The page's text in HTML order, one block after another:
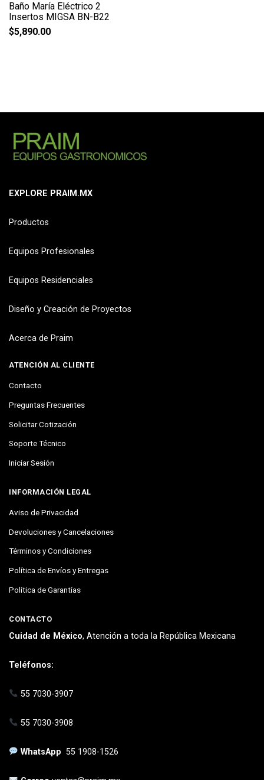
Baño María Eléctrico 2
Insertos MIGSA BN-B22
$5,890.00
EXPLORE PRAIM.MX
Productos
Equipos Profesionales
Equipos Residenciales
Diseño y Creación de Proyectos
Acerca de Praim
ATENCIÓN AL CLIENTE
Contacto
Preguntas Frecuentes
Solicitar Cotización
Soporte Técnico
Iniciar Sesión
INFORMACIÓN LEGAL
Aviso de Privacidad
Devoluciones y Cancelaciones
Términos y Condiciones
Política de Envíos y Entregas
Política de Garantías
CONTACTO
Cuidad de México, Atención a toda la República Mexicana
Teléfonos:
55 7030-3907
55 7030-3908
WhatsApp55 1908-1526